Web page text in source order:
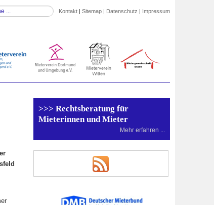
Kontakt | Sitemap | Datenschutz | Impressum
>>> Rechtsberatung für
Mieterinnen und Mieter
Mehr erfahren ...